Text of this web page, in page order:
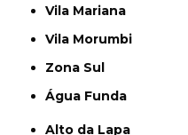
Vila Mariana
Vila Morumbi
Zona Sul
Água Funda
Alto da Lapa